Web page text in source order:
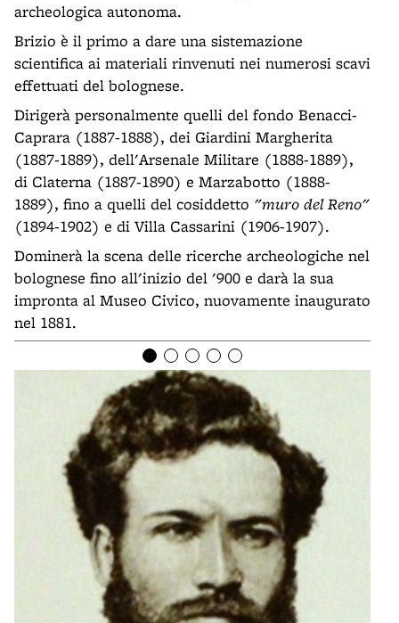
archeologica autonoma.
Brizio è il primo a dare una sistemazione
scientifica ai materiali rinvenuti nei numerosi scavi
effettuati del bolognese.
Dirigerà personalmente quelli del fondo Benacci-
Caprara (1887-1888), dei Giardini Margherita
(1887-1889), dell'Arsenale Militare (1888-1889),
di Claterna (1887-1890) e Marzabotto (1888-
1889), fino a quelli del cosiddetto "muro del Reno"
(1894-1902) e di Villa Cassarini (1906-1907).
Dominerà la scena delle ricerche archeologiche nel
bolognese fino all'inizio del '900 e darà la sua
impronta al Museo Civico, nuovamente inaugurato
nel 1881.